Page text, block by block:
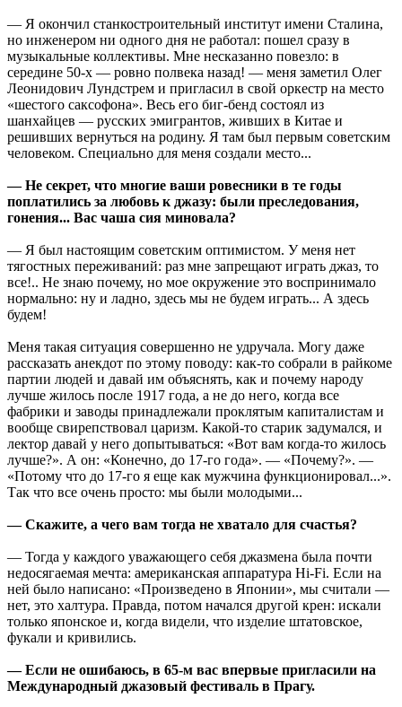
— Я окончил станкостроительный институт имени Сталина,
но инженером ни одного дня не работал: пошел сразу в
музыкальные коллективы. Мне несказанно повезло: в
середине 50-х — ровно полвека назад! — меня заметил Олег
Леонидович Лундстрем и пригласил в свой оркестр на место
«шестого саксофона». Весь его биг-бенд состоял из
шанхайцев — русских эмигрантов, живших в Китае и
решивших вернуться на родину. Я там был первым советским
человеком. Специально для меня создали место...
— Не секрет, что многие ваши ровесники в те годы
поплатились за любовь к джазу: были преследования,
гонения... Вас чаша сия миновала?
— Я был настоящим советским оптимистом. У меня нет
тягостных переживаний: раз мне запрещают играть джаз, то
все!.. Не знаю почему, но мое окружение это воспринимало
нормально: ну и ладно, здесь мы не будем играть... А здесь
будем!
Меня такая ситуация совершенно не удручала. Могу даже
рассказать анекдот по этому поводу: как-то собрали в райкоме
партии людей и давай им объяснять, как и почему народу
лучше жилось после 1917 года, а не до него, когда все
фабрики и заводы принадлежали проклятым капиталистам и
вообще свирепствовал царизм. Какой-то старик задумался, и
лектор давай у него допытываться: «Вот вам когда-то жилось
лучше?». А он: «Конечно, до 17-го года». — «Почему?». —
«Потому что до 17-го я еще как мужчина функционировал...».
Так что все очень просто: мы были молодыми...
— Скажите, а чего вам тогда не хватало для счастья?
— Тогда у каждого уважающего себя джазмена была почти
недосягаемая мечта: американская аппаратура Hi-Fi. Если на
ней было написано: «Произведено в Японии», мы считали —
нет, это халтура. Правда, потом начался другой крен: искали
только японское и, когда видели, что изделие штатовское,
фукали и кривились.
— Если не ошибаюсь, в 65-м вас впервые пригласили на
Международный джазовый фестиваль в Прагу.